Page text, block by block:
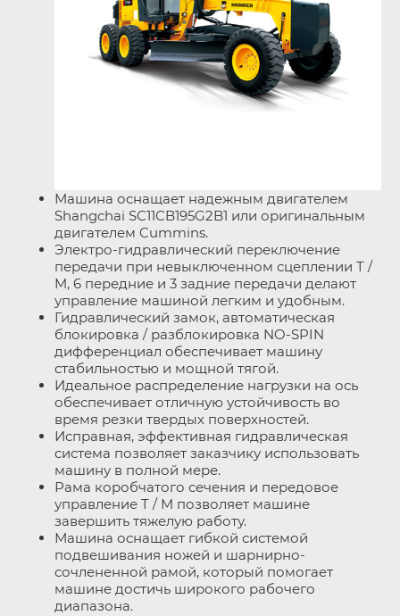
Машина оснащает надежным двигателем
Shangchai SC11CB195G2B1 или оригинальным
двигателем Cummins.
Электро-гидравлический переключение
передачи при невыключенном сцеплении T /
M, 6 передние и 3 задние передачи делают
управление машиной легким и удобным.
Гидравлический замок, автоматическая
блокировка / разблокировка NO-SPIN
дифференциал обеспечивает машину
стабильностью и мощной тягой.
Идеальное распределение нагрузки на ось
обеспечивает отличную устойчивость во
время резки твердых поверхностей.
Исправная, эффективная гидравлическая
система позволяет заказчику использовать
машину в полной мере.
Рама коробчатого сечения и передовое
управление T / M позволяет машине
завершить тяжелую работу.
Машина оснащает гибкой системой
подвешивания ножей и шарнирно-
сочлененной рамой, который помогает
машине достичь широкого рабочего
диапазона.